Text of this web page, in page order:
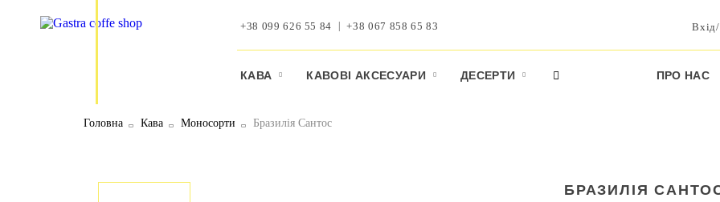
+38 099 626 55 84 +38 067 858 65 83 Вхід/
КАВА КАВОВI АКСЕСУАРИ ДЕСЕРТИ ПРО НАС
Головна Кава Moносорти Бразилія Сантос
БРАЗИЛІЯ